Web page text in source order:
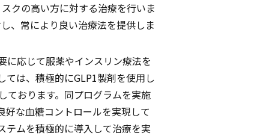
クの高い方に対する治療を行いま
、常により良い治療法を提供しま
に応じて服薬やインスリン療法を
は、積極的にGLP1製剤を使用し
ております。同プログラムを実施
好な血糖コントロールを実現して
テムを積極的に導入して治療を実